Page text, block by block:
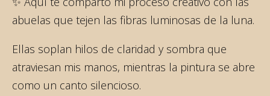
abuelas que tejen las fibras luminosas de la luna.
Ellas soplan hilos de claridad y sombra que
atraviesan mis manos, mientras la pintura se abre
como un canto silencioso.